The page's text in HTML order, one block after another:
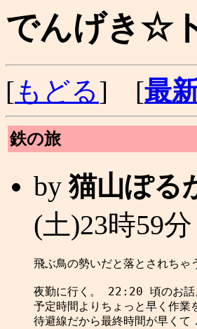
でんげき☆
[もどる] [最
鉄の旅
by猫山ぽる
(土)23時59分
飛ぶ鳥の勢いだと落とされちゃ
夜勤に行く。 22:20 頃のお話
予定時間よりちょっと早く作業
待避線だから最終時間が早くて